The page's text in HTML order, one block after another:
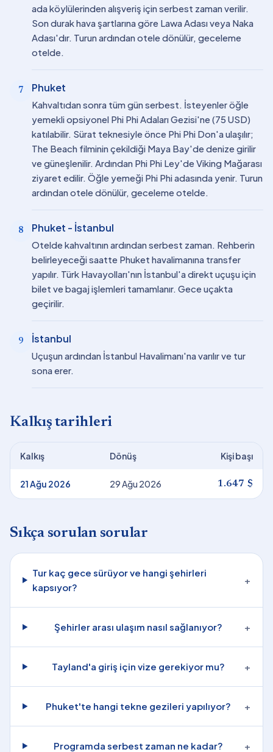
ada köylülerinden alışveriş için serbest zaman verilir.
Son durak hava şartlarına göre Lawa Adası veya Naka
Adası'dır. Turun ardından otele dönülür, geceleme
otelde.
7 Phuket
Kahvaltıdan sonra tüm gün serbest. İsteyenler öğle
yemekli opsiyonel Phi Phi Adaları Gezisi'ne (75 USD)
katılabilir. Sürat teknesiyle önce Phi Phi Don'a ulaşılır;
The Beach filminin çekildiği Maya Bay'de denize girilir
ve güneşlenilir. Ardından Phi Phi Ley'de Viking Mağarası
ziyaret edilir. Öğle yemeği Phi Phi adasında yenir. Turun
ardından otele dönülür, geceleme otelde.
8 Phuket - İstanbul
Otelde kahvaltının ardından serbest zaman. Rehberin
belirleyeceği saatte Phuket havalimanına transfer
yapılır. Türk Havayolları'nın İstanbul'a direkt uçuşu için
bilet ve bagaj işlemleri tamamlanır. Gece uçakta
geçirilir.
9 İstanbul
Uçuşun ardından İstanbul Havalimanı'na varılır ve tur
sona erer.
Kalkış tarihleri
Kalkış Dönüş Kişi başı
21 Ağu 2026 29 Ağu 2026 1.647 $
Sıkça sorulan sorular
Tur kaç gece sürüyor ve hangi şehirleri
kapsıyor?
+
Şehirler arası ulaşım nasıl sağlanıyor? +
Tayland'a giriş için vize gerekiyor mu? +
Phuket'te hangi tekne gezileri yapılıyor? +
Programda serbest zaman ne kadar? +